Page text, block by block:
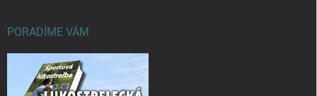
PORADÍME VÁM